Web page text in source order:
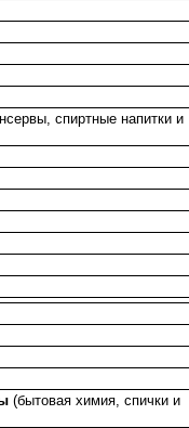
спиртные напитки и
(бытовая химия, спички и